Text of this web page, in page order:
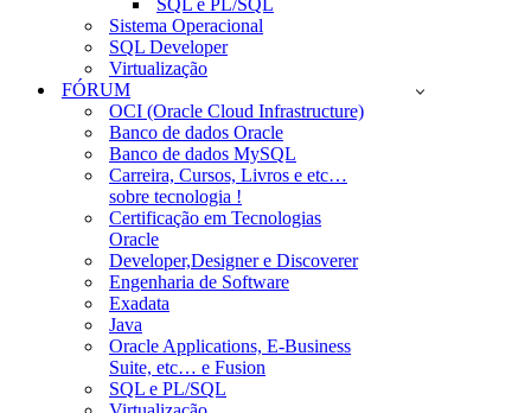
SQL e PL/SQL
Sistema Operacional
SQL Developer
Virtualização
FÓRUM
OCI (Oracle Cloud Infrastructure)
Banco de dados Oracle
Banco de dados MySQL
Carreira, Cursos, Livros e etc…
sobre tecnologia !
Certificação em Tecnologias
Oracle
Developer,Designer e Discoverer
Engenharia de Software
Exadata
Java
Oracle Applications, E-Business
Suite, etc… e Fusion
SQL e PL/SQL